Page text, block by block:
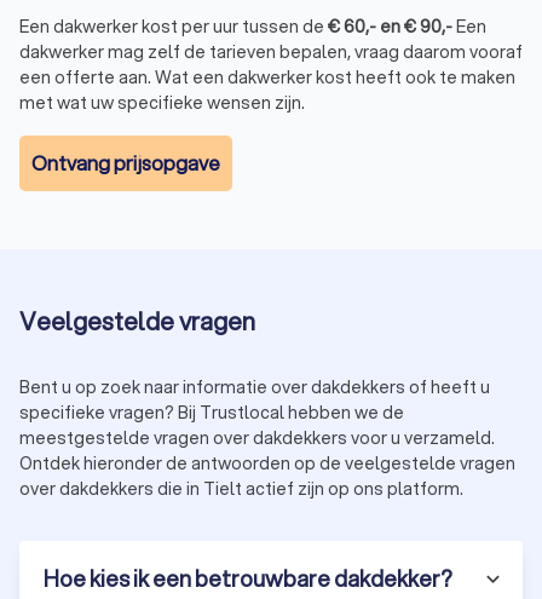
Een dakwerker kost per uur tussen de €60,- en€90,-Een
dakwerker mag zelf de tarieven bepalen, vraag daarom vooraf
een offerte aan. Wat een dakwerker kost heeft ook te maken
met wat uw specifieke wensen zijn.
Ontvang prijsopgave
Veelgestelde vragen
Bent u op zoek naar informatie over dakdekkers of heeft u
specifieke vragen? Bij Trustlocal hebben we de
meestgestelde vragen over dakdekkers voor u verzameld.
Ontdek hieronder de antwoorden op de veelgestelde vragen
over dakdekkers die in Tielt actief zijn op ons platform.
Hoe kies ik een betrouwbare dakdekker?